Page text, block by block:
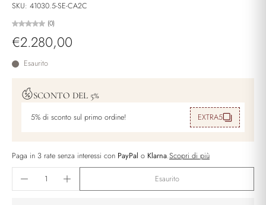
SKU: 41030.5-SE-CA2C
(0)
€2.280,00
Esaurito
SCONTO DEL 5%
5% di sconto sul primo ordine! EXTRA5
Paga in 3 rate senza interessi con PayPal o Klarna.Scopri di più
Esaurito